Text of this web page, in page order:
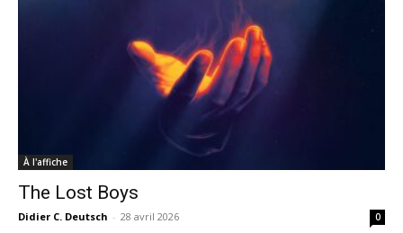
À l'affiche
The Lost Boys
Didier C. Deutsch - 28 avril 2026 0